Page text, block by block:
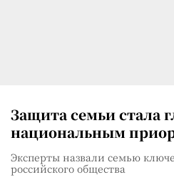
Защита семьи стала
национальным
Эксперты назвали семью
российского общества